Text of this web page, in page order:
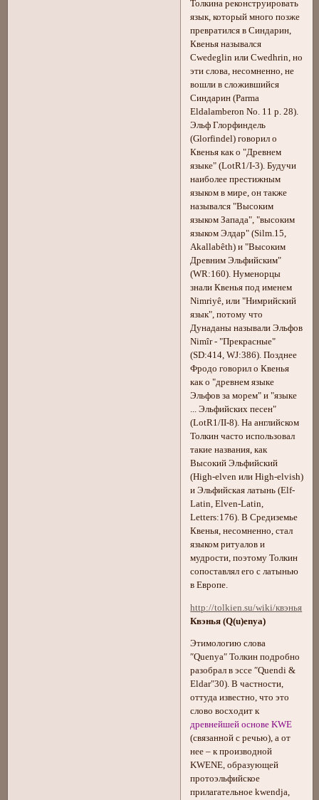
Толкина реконструировать
язык, который много позже
превратился в Синдарин,
Квенья назывался
Cwedeglin или Cwedhrin, но
эти слова, несомненно, не
вошли в сложившийся
Синдарин (Parma
Eldalamberon No. 11 p. 28).
Эльф Глорфиндель
(Glorfindel) говорил о
Квенья как о "Древнем
языке" (LotR1/I-3). Будучи
наиболее престижным
языком в мире, он также
назывался "Высоким
языком Запада", "высоким
языком Элдар" (Silm.15,
Akallabêth) и "Высоким
Древним Эльфийским"
(WR:160). Нуменорцы
знали Квенья под именем
Nimriyê, или "Нимрийский
язык", потому что
Дунаданы называли Эльфов
Nimîr - "Прекрасные"
(SD:414, WJ:386). Позднее
Фродо говорил о Квенья
как о "древнем языке
Эльфов за морем" и "языке
... Эльфийских песен"
(LotR1/II-8). На английском
Толкин часто использовал
такие названия, как
Высокий Эльфийский
(High-elven или High-elvish)
и Эльфийская латынь (Elf-
Latin, Elven-Latin,
Letters:176). В Средиземье
Квенья, несомненно, стал
языком ритуалов и
мудрости, поэтому Толкин
сопоставлял его с латынью
в Европе.
http://tolkien.su/wiki/квэнья
Квэнья (Q(u)enya)
Этимологию слова
″Quenya″ Толкин подробно
разобрал в эссе ″Quendi &
Eldar″30). В частности,
оттуда известно, что это
слово восходит к
древнейшей основе KWE
(связанной с речью), а от
нее – к производной
KWENE, образующей
протоэльфийское
прилагательное kwendja,